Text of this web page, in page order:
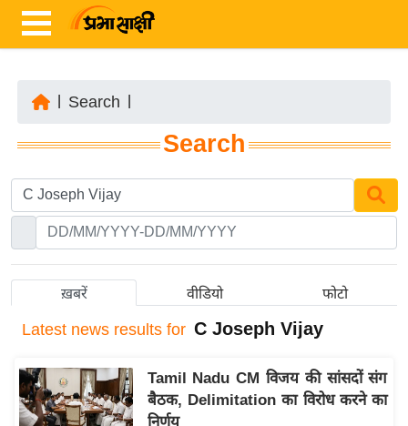
ज़ा
ख
र
ष्ट्री
अं
र्रा
ष्ट्री
Search
Search
ख़बरें वीडियो फोटो
Latest news results for C Joseph Vijay
Tamil Nadu CM विजय की सांसदों संग
बैठक, Delimitation का विरोध करने का
निर्णय